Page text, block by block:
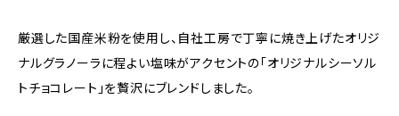
厳選した国産米粉を使用し、自社工房で丁寧に焼き上げたオリジ
ナルグラノーラに程よい塩味がアクセントの「オリジナルシーソル
トチョコレート」を贅沢にブレンドしました。